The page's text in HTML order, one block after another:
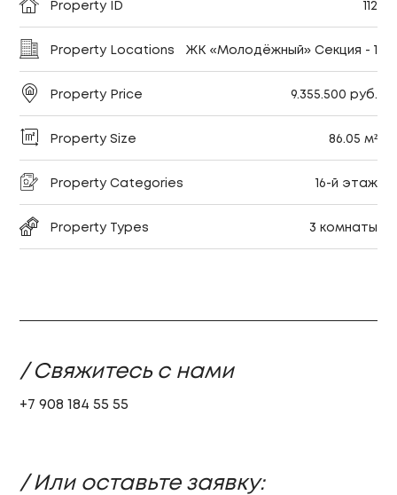
Property ID 112
Property Locations ЖК «Молодёжный» Секция - 1
Property Price 9.355.500 руб.
Property Size 86.05 м²
Property Categories 16-й этаж
Property Types 3 комнаты
/ Свяжитесь с нами
+7 908 184 55 55
/ Или оставьте заявку: